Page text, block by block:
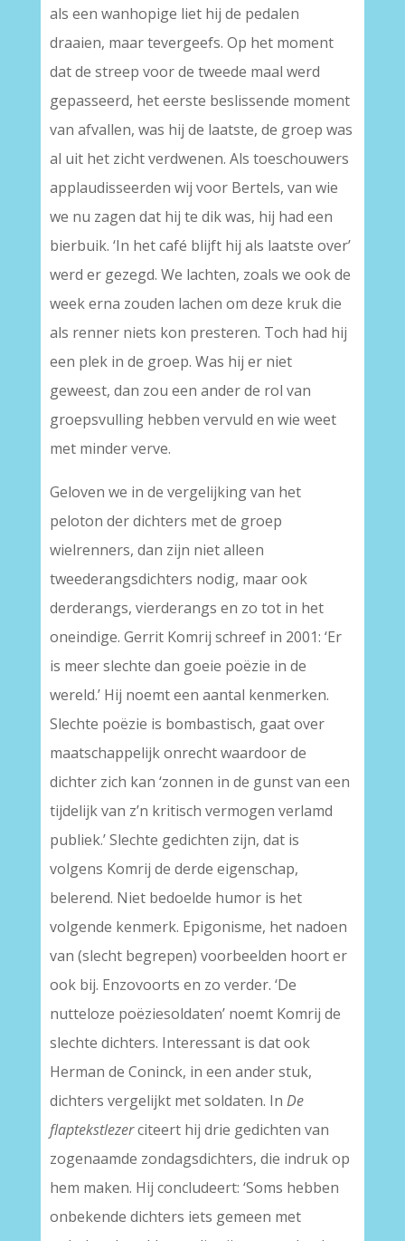
als een wanhopige liet hij de pedalen
draaien, maar tevergeefs. Op het moment
dat de streep voor de tweede maal werd
gepasseerd, het eerste beslissende moment
van afvallen, was hij de laatste, de groep was
al uit het zicht verdwenen. Als toeschouwers
applaudisseerden wij voor Bertels, van wie
we nu zagen dat hij te dik was, hij had een
bierbuik. ‘In het café blijft hij als laatste over’
werd er gezegd. We lachten, zoals we ook de
week erna zouden lachen om deze kruk die
als renner niets kon presteren. Toch had hij
een plek in de groep. Was hij er niet
geweest, dan zou een ander de rol van
groepsvulling hebben vervuld en wie weet
met minder verve.
Geloven we in de vergelijking van het
peloton der dichters met de groep
wielrenners, dan zijn niet alleen
tweederangsdichters nodig, maar ook
derderangs, vierderangs en zo tot in het
oneindige. Gerrit Komrij schreef in 2001: ‘Er
is meer slechte dan goeie poëzie in de
wereld.’ Hij noemt een aantal kenmerken.
Slechte poëzie is bombastisch, gaat over
maatschappelijk onrecht waardoor de
dichter zich kan ‘zonnen in de gunst van een
tijdelijk van z’n kritisch vermogen verlamd
publiek.’ Slechte gedichten zijn, dat is
volgens Komrij de derde eigenschap,
belerend. Niet bedoelde humor is het
volgende kenmerk. Epigonisme, het nadoen
van (slecht begrepen) voorbeelden hoort er
ook bij. Enzovoorts en zo verder. ‘De
nutteloze poëziesoldaten’ noemt Komrij de
slechte dichters. Interessant is dat ook
Herman de Coninck, in een ander stuk,
dichters vergelijkt met soldaten. In De
flaptekstlezerciteert hij drie gedichten van
zogenaamde zondagsdichters, die indruk op
hem maken. Hij concludeert: ‘Soms hebben
onbekende dichters iets gemeen met